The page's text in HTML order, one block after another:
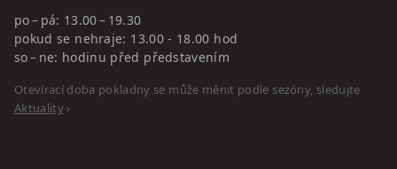
po – pá: 13.00 – 19.30
pokud se nehraje: 13.00 - 18.00 hod
so – ne: hodinu před představením
Otevírací doba pokladny se může měnit podle sezóny, sledujte
Aktuality›